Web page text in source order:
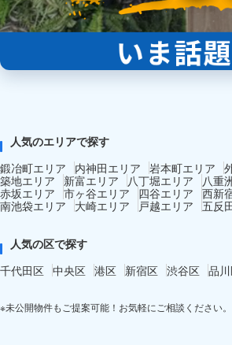
人気のエリアで探す
鍛冶町エリア
内神田エリア 岩本町エリア
築地エリア
新富エリア 八丁堀エリア 八重
赤坂エリア 市ヶ谷エリア 四谷エリア 西新
南池袋エリア
大崎エリア 戸越エリア 五反
人気の区で探す
千代田区 中央区 港区 新宿区 渋谷区 品
※未公開物件もご提案可能！お気軽にご相談ください